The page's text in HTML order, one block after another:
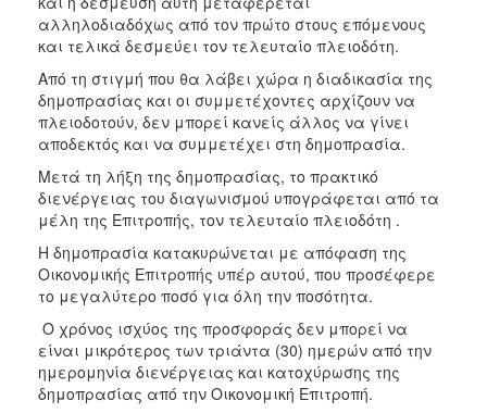
αλληλοδιαδόχως από τον πρώτο στους επόμενους
και τελικά δεσμεύει τον τελευταίο πλειοδότη.
Από τη στιγμή που θα λάβει χώρα η διαδικασία της
δημοπρασίας και οι συμμετέχοντες αρχίζουν να
πλειοδοτούν, δεν μπορεί κανείς άλλος να γίνει
αποδεκτός και να συμμετέχει στη δημοπρασία.
Μετά τη λήξη της δημοπρασίας, το πρακτικό
διενέργειας του διαγωνισμού υπογράφεται από τα
μέλη της Επιτροπής, τον τελευταίο πλειοδότη .
Η δημοπρασία κατακυρώνεται με απόφαση της
Οικονομικής Επιτροπής υπέρ αυτού, που προσέφερε
το μεγαλύτερο ποσό για όλη την ποσότητα.
Ο χρόνος ισχύος της προσφοράς δεν μπορεί να
είναι μικρότερος των τριάντα (30) ημερών από την
ημερομηνία διενέργειας και κατοχύρωσης της
δημοπρασίας από την Οικονομική Επιτροπή.